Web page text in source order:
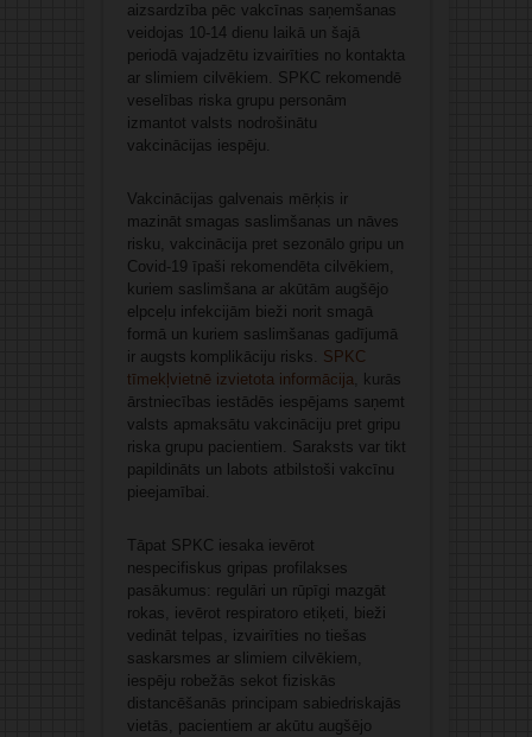
aizsardzība pēc vakcīnas saņemšanas
veidojas 10-14 dienu laikā un šajā
periodā vajadzētu izvairīties no kontakta
ar slimiem cilvēkiem. SPKC rekomendē
veselības riska grupu personām
izmantot valsts nodrošinātu
vakcinācijas iespēju.
Vakcinācijas galvenais mērķis ir
mazināt smagas saslimšanas un nāves
risku, vakcinācija pret sezonālo gripu un
Covid-19 īpaši rekomendēta cilvēkiem,
kuriem saslimšana ar akūtām augšējo
elpceļu infekcijām bieži norit smagā
formā un kuriem saslimšanas gadījumā
ir augsts komplikāciju risks. SPKC
tīmekļvietnē izvietota informācija, kurās
ārstniecības iestādēs iespējams saņemt
valsts apmaksātu vakcināciju pret gripu
riska grupu pacientiem. Saraksts var tikt
papildināts un labots atbilstoši vakcīnu
pieejamībai.
Tāpat SPKC iesaka ievērot
nespecifiskus gripas profilakses
pasākumus: regulāri un rūpīgi mazgāt
rokas, ievērot respiratoro etiķeti, bieži
vedināt telpas, izvairīties no tiešas
saskarsmes ar slimiem cilvēkiem,
iespēju robežās sekot fiziskās
distancēšanās principam sabiedriskajās
vietās, pacientiem ar akūtu augšējo